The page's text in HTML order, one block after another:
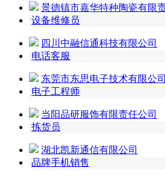
景德镇市嘉华特种陶瓷有限
设备维修员
四川中融信通科技有限公司
电话客服
东莞市东思电子技术有限公司
电子工程师
当阳品研服饰有限责任公司
拣货员
湖北凯新通信有限公司
品牌手机销售